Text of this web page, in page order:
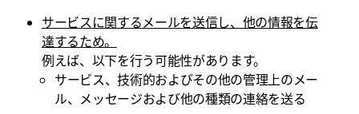
サービスに関するメールを送信し、他の情報を伝
達するため。
例えば、以下を行う可能性があります。
サービス、技術的およびその他の管理上のメー
ル、メッセージおよび他の種類の連絡を送る